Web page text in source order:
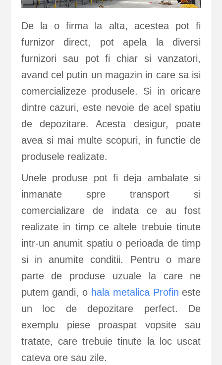
De la o firma la alta, acestea pot fi
furnizor direct, pot apela la diversi
furnizori sau pot fi chiar si vanzatori,
avand cel putin un magazin in care sa isi
comercializeze produsele. Si in oricare
dintre cazuri, este nevoie de acel spatiu
de depozitare. Acesta desigur, poate
avea si mai multe scopuri, in functie de
produsele realizate.
Unele produse pot fi deja ambalate si
inmanate spre transport si
comercializare de indata ce au fost
realizate in timp ce altele trebuie tinute
intr-un anumit spatiu o perioada de timp
si in anumite conditii. Pentru o mare
parte de produse uzuale la care ne
putem gandi, o hala metalica Profin este
un loc de depozitare perfect. De
exemplu piese proaspat vopsite sau
tratate, care trebuie tinute la loc uscat
cateva ore sau zile.